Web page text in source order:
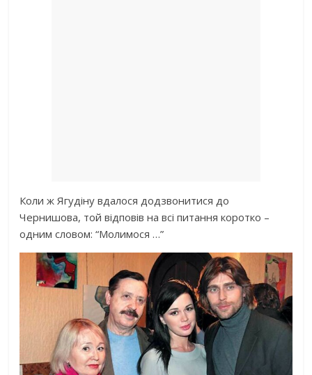
Коли ж Ягудіну вдалося додзвонитися до
Чернишова, той відповів на всі питання коротко –
одним словом: “Молимося …”